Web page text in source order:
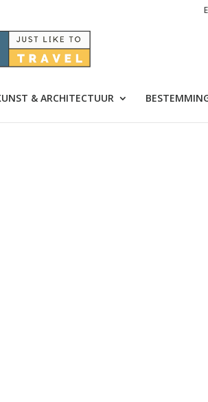
& ARCHITECTUUR